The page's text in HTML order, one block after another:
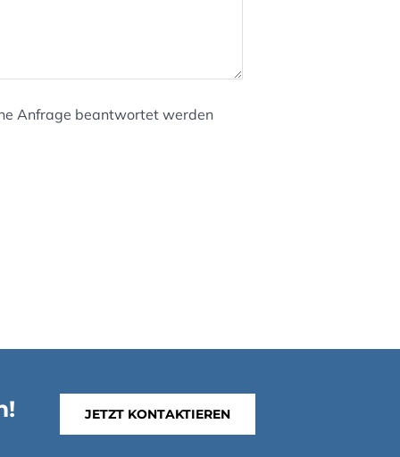
Anfrage beantwortet werden
JETZT KONTAKTIEREN